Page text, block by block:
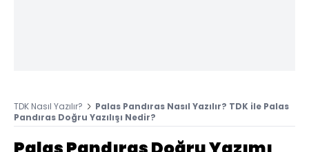
TDK Nasıl Yazılır?
Palas Pandıras Nasıl Yazılır? TDK ile Palas
Pandıras Doğru Yazılışı Nedir?